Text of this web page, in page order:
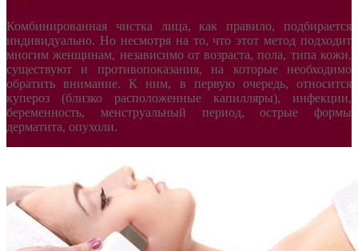
Комбинированная чистка лица, как правило, подбирается
индивидуально. Но несмотря на то, что этот метод подходит
многим женщинам, независимо от возраста, пола, типа кожи,
существуют и противопоказания, на которые необходимо
обратить внимание. К ним, в первую очередь, относится
купероз (близко расположенные капилляры), инфекции,
беременность, менструальный период, острые формы
дерматита, опухоли.